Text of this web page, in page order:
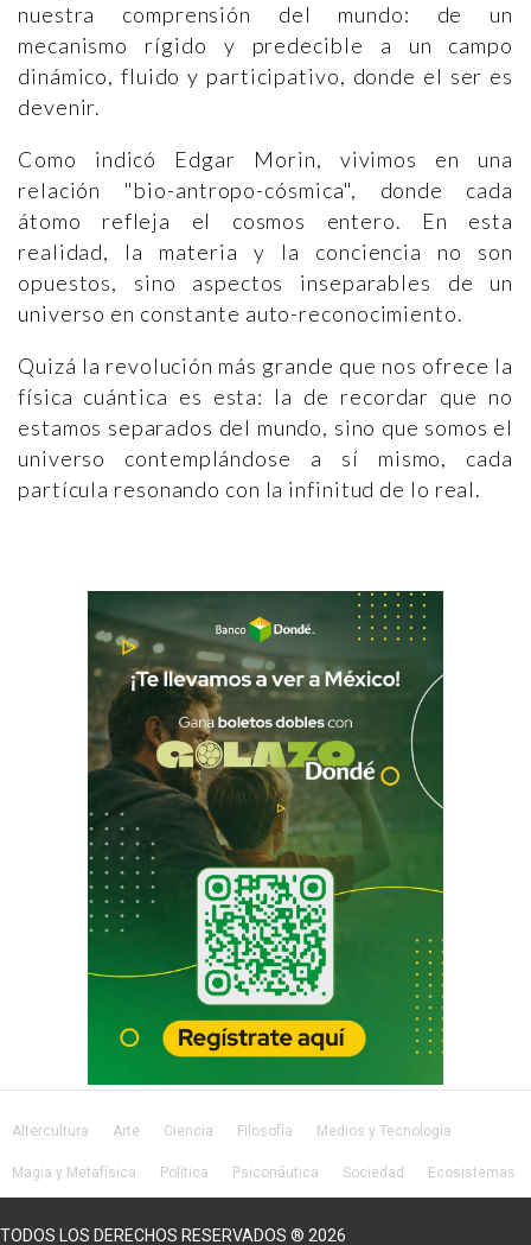
nuestra comprensión del mundo: de un
mecanismo rígido y predecible a un campo
dinámico, fluido y participativo, donde el ser es
devenir.
Como indicó Edgar Morin, vivimos en una
relación "bio-antropo-cósmica", donde cada
átomo refleja el cosmos entero. En esta
realidad, la materia y la conciencia no son
opuestos, sino aspectos inseparables de un
universo en constante auto-reconocimiento.
Quizá la revolución más grande que nos ofrece la
física cuántica es esta: la de recordar que no
estamos separados del mundo, sino que somos el
universo contemplándose a sí mismo, cada
partícula resonando con la infinitud de lo real.
Altercultura Arte Ciencia Filosofía Medios y Tecnología
Magia y Metafísica Política Psiconáutica Sociedad Ecosistemas
TODOS LOS DERECHOS RESERVADOS ® 2026